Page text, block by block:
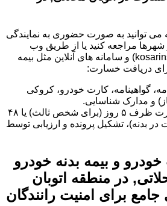
می توانید به صورت حضوری به نمایندگی
شهرها مراجعه کنید یا از طریق وب
سایت رسمی (kosarinsurance.ir) و سامانه های آنلاین مثل بیمه
برای دریافت خسارت:
گواهینامه، کارت خودرو، کروکی
و مدارک شناسایی.
اعلام خسارت ظرف ۵ روز (برای شخص ثالث) یا ۴۸
بدنه)، تشکیل پرونده و ارزیابی توسط
و بیمه بدنه خودرو
در منطقه اتوبان
برای امنیت رانندگان